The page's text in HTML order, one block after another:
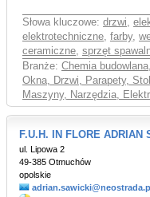
Słowa kluczowe: drzwi,
elektrotechniczne, farby,
ceramiczne, sprzęt
Branże: Chemia budowlana
Okna, Drzwi, Parapety,
Maszyny, Narzędzia,
F.U.H. IN FLORE ADRIAN
ul. Lipowa 2
49-385 Otmuchów
opolskie